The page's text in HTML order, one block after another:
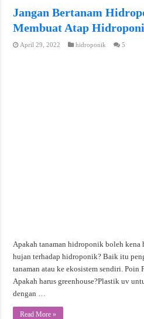
Jangan Bertanam
Membuat Atap
April 29, 2022 hidroponik 5
Apakah tanaman hidroponik boleh kena
hujan terhadap hidroponik? Baik itu
tanaman atau ke ekosistem sendiri.
Apakah harus greenhouse?Plastik uv
dengan …
Read More »